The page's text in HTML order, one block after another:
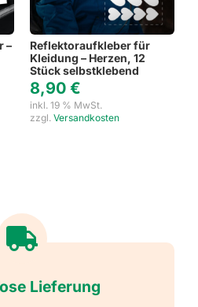
–
Reflektoraufkleber für
Kleidung – Herzen, 12
Stück selbstklebend
8,90 €
inkl. 19 % MwSt.
zzgl. Versandkosten
Lieferung